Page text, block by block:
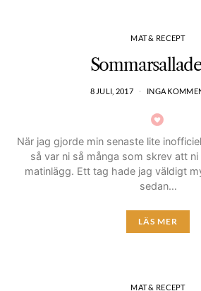
MAT & RECEPT
8 JULI, 2017 INGA
När jag gjorde min senaste lite
så var ni så många som skrev att
matinlägg. Ett tag hade jag väldigt
sedan…
LÄS MER
MAT & RECEPT